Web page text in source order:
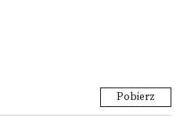
Pobierz